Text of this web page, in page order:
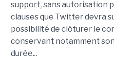
support, sans autorisation
clauses que Twitter devra
possibilité de clôturer le
conservant notamment
durée...